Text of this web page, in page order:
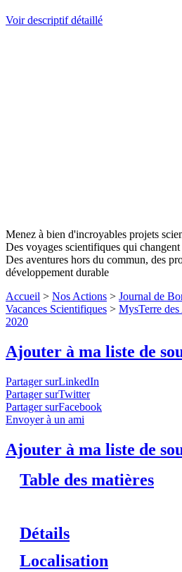
Voir descriptif détaillé
Menez à bien d'incroyables projets
Des voyages scientifiques qui
Des aventures hors du commun, des
développement durable
Accueil > Nos Actions > Journal de
Vacances Scientifiques > MysTerre des
2020
Ajouter à ma liste de
Partager surLinkedIn
Partager surTwitter
Partager surFacebook
Envoyer à un ami
Ajouter à ma liste de
Table des matières
Détails
Localisation